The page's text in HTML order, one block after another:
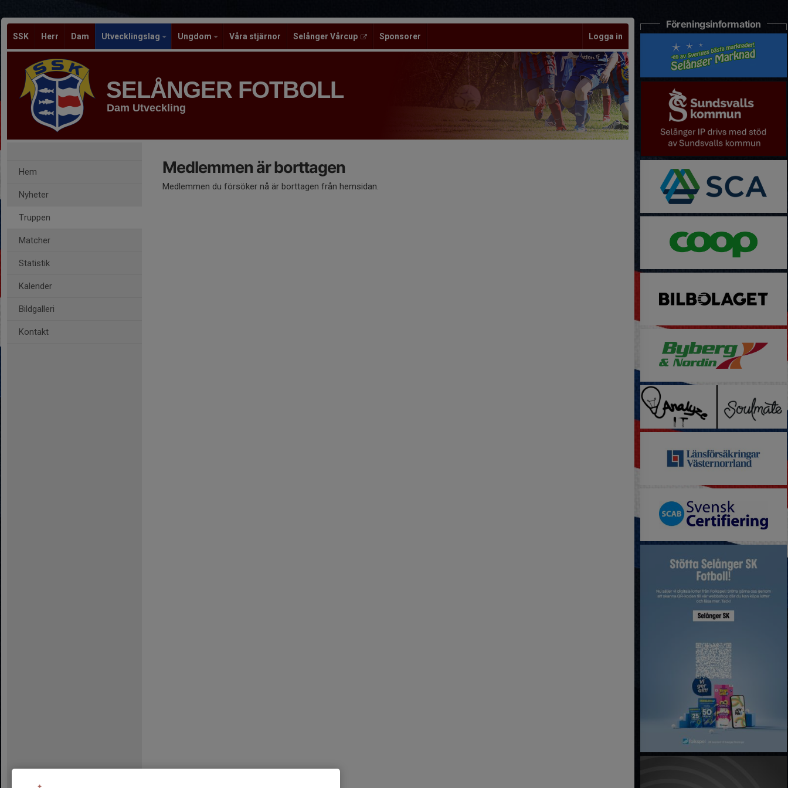
SSK Herr Dam Utvecklingslag Ungdom Våra stjärnor Selånger Vårcup Sponsorer Logga in
SELÅNGER FOTBOLL
Dam Utveckling
Hem
Nyheter
Truppen
Matcher
Statistik
Kalender
Bildgalleri
Kontakt
Medlemmen är borttagen
Medlemmen du försöker nå är borttagen från hemsidan.
Föreningsinformation